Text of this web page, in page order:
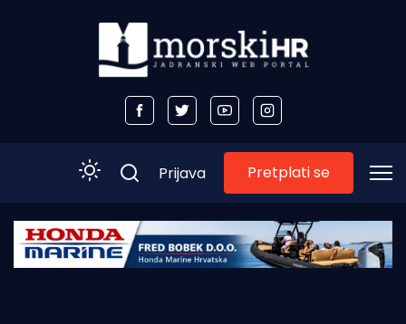
Početna
Prijava Pretplati se